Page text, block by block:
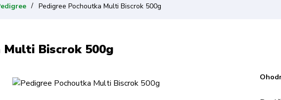
Pedigree Pochoutka Multi Biscrok 500g
Multi Biscrok 500g